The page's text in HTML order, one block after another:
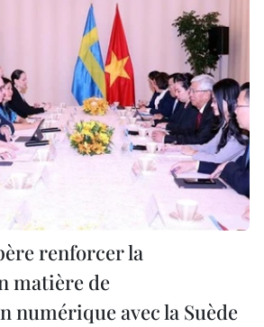
renforcer la
matière de
numérique avec la Suède